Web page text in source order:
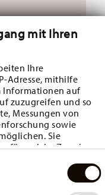
mit Ihren
Ihre
Adresse, mithilfe
Informationen auf
zuzugreifen und so
Messungen von
sowie
Sie
für welche Zwecke
auf das Privacy
Piatto
- h 3,1 cm,